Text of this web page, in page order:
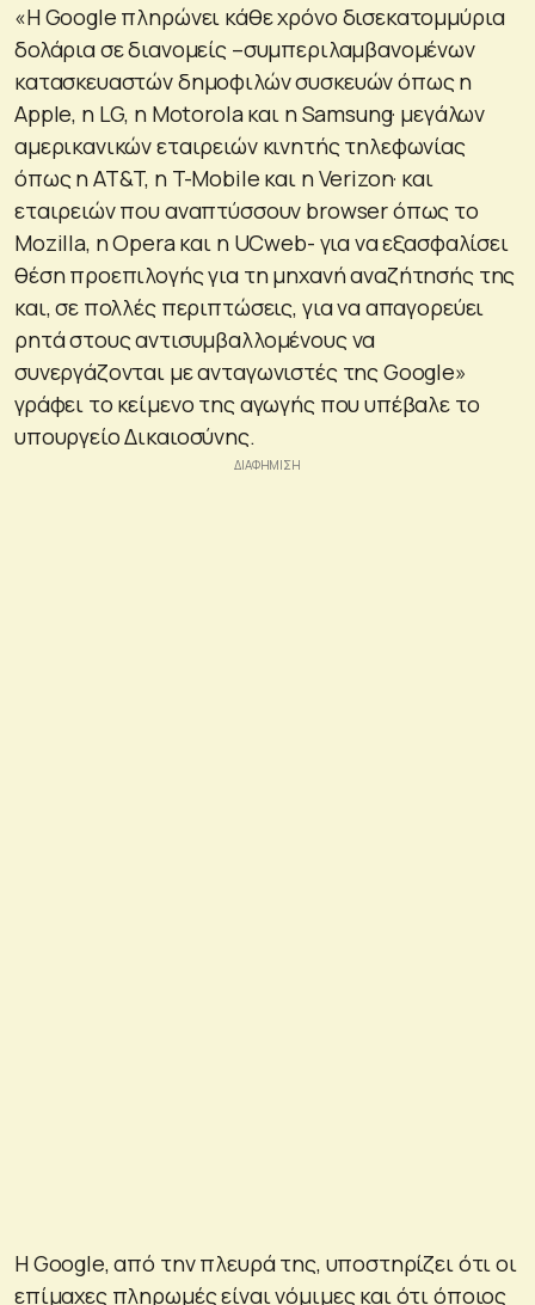
«Η Google πληρώνει κάθε χρόνο δισεκατομμύρια
δολάρια σε διανομείς –συμπεριλαμβανομένων
κατασκευαστών δημοφιλών συσκευών όπως η
Apple, η LG, η Motorola και η Samsung· μεγάλων
αμερικανικών εταιρειών κινητής τηλεφωνίας
όπως η AT&T, η T-Mobile και η Verizon· και
εταιρειών που αναπτύσσουν browser όπως το
Mozilla, η Opera και η UCweb- για να εξασφαλίσει
θέση προεπιλογής για τη μηχανή αναζήτησής της
και, σε πολλές περιπτώσεις, για να απαγορεύει
ρητά στους αντισυμβαλλομένους να
συνεργάζονται με ανταγωνιστές της Google»
γράφει το κείμενο της αγωγής που υπέβαλε το
υπουργείο Δικαιοσύνης.
Η Google, από την πλευρά της, υποστηρίζει ότι οι
επίμαχες πληρωμές είναι νόμιμες και ότι όποιος